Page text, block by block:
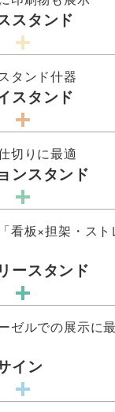
スタンド
タンド什器
スタンド
切りに最適
ンスタンド
看板×担架・スト
ースタンド
ゼルでの展示に最
イン